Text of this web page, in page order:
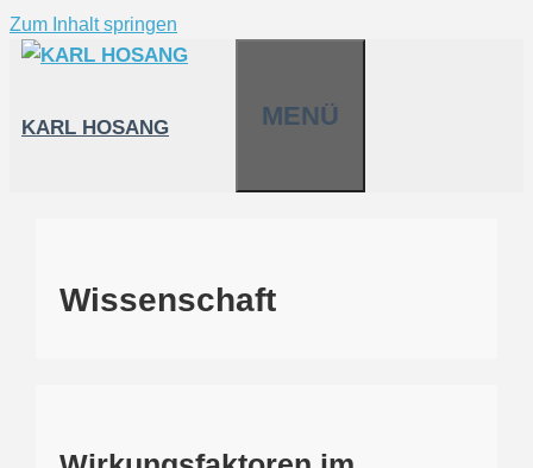
Zum Inhalt springen
KARL HOSANG MENÜ
Wissenschaft